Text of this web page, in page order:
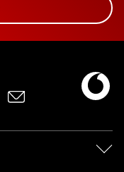
a la app Mi